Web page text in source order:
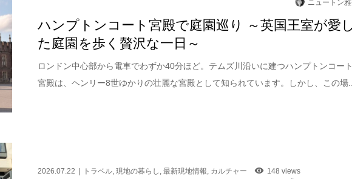
ニュートン
ハンプトンコート宮殿で庭園巡り ～英国王室が愛し
た庭園を歩く贅沢な一日～
ロンドン中心部から電車でわずか40分ほど。テムズ川沿いに建つハンプトンコート
宮殿は、ヘンリー8世ゆかりの壮麗な宮殿として知られています。しかし、この場...
2026.07.22 トラベル,現地の暮らし ,最新現地情報, カルチャー
148 views